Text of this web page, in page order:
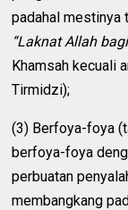
padahal mestinya
“Laknat Allah
Khamsah kecuali
Tirmidzi);
(3) Berfoya-foya
berfoya-foya
perbuatan
membangkang